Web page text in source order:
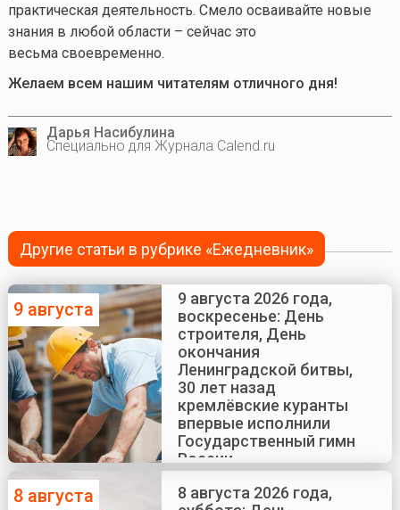
практическая деятельность. Смело осваивайте новые
знания в любой области – сейчас это
весьма своевременно.
Желаем всем нашим читателям отличного дня!
Дарья Насибулина
Специально для Журнала Calend.ru
Другие статьи в рубрике «Ежедневник»
9 августа
9 августа 2026 года,
воскресенье: День
строителя, День
окончания
Ленинградской битвы,
30 лет назад
кремлёвские куранты
впервые исполнили
Государственный гимн
России
8 августа
8 августа 2026 года,